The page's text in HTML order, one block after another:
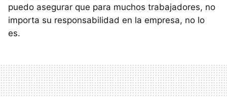
puedo asegurar que para muchos trabajadores, no
importa su responsabilidad en la empresa, no lo
es.